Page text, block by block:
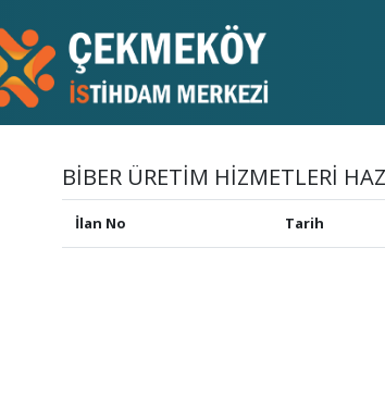
BİBER ÜRETİM HİZMETLERİ
İlan No Tarih